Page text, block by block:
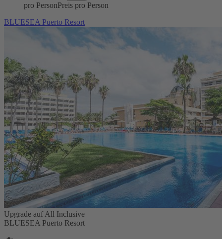
pro PersonPreis pro Person
BLUESEA Puerto Resort
Upgrade auf All Inclusive
BLUESEA Puerto Resort